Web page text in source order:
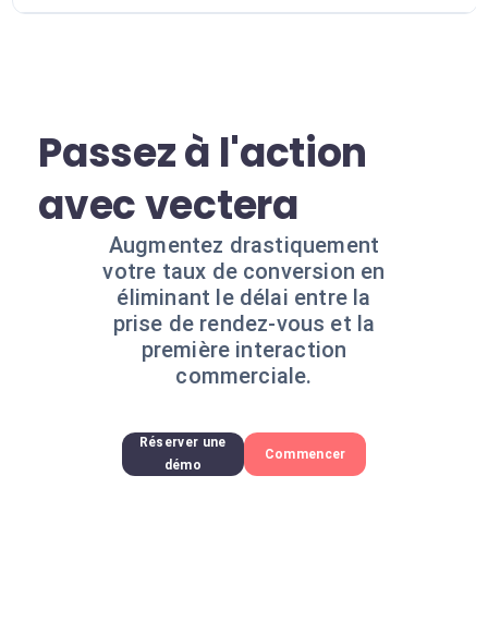
Passez à l'action
avec vectera
Augmentez drastiquement
votre taux de conversion en
éliminant le délai entre la
prise de rendez-vous et la
première interaction
commerciale.
Réserver une
démo
Commencer